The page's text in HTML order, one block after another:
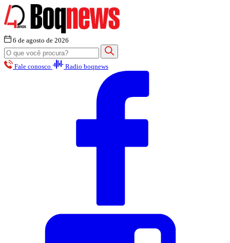
6 de agosto de 2026
Fale conosco Radio boqnews